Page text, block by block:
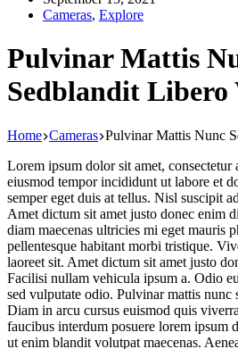
Cameras, Explore
Pulvinar Mattis
Sedblandit Libero
Home Cameras Pulvinar Mattis Nunc
Lorem ipsum dolor sit amet, consectetur
eiusmod tempor incididunt ut labore et
semper eget duis at tellus. Nisl suscipit
Amet dictum sit amet justo donec enim
diam maecenas ultricies mi eget mauris
pellentesque habitant morbi tristique.
laoreet sit. Amet dictum sit amet justo
Facilisi nullam vehicula ipsum a. Odio
sed vulputate odio. Pulvinar mattis nunc
Diam in arcu cursus euismod quis
faucibus interdum posuere lorem ipsum
ut enim blandit volutpat maecenas.